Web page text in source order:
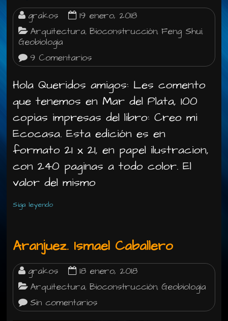
grakos
19 enero, 2018
Arquitectura, Bioconstrucción, Feng Shui,
Geobiologia
9 Comentarios
Hola Queridos amigos: Les comento
que tenemos en Mar del Plata, 100
copias impresas del libro: Creo mi
Ecocasa. Esta edición es en
formato 21 x 21, en papel ilustracion,
con 240 paginas a todo color. El
valor del mismo
Siga leyendo
Aranjuez. Ismael Caballero
grakos
18 enero, 2018
Arquitectura, Bioconstrucción, Geobiologia
Sin comentarios